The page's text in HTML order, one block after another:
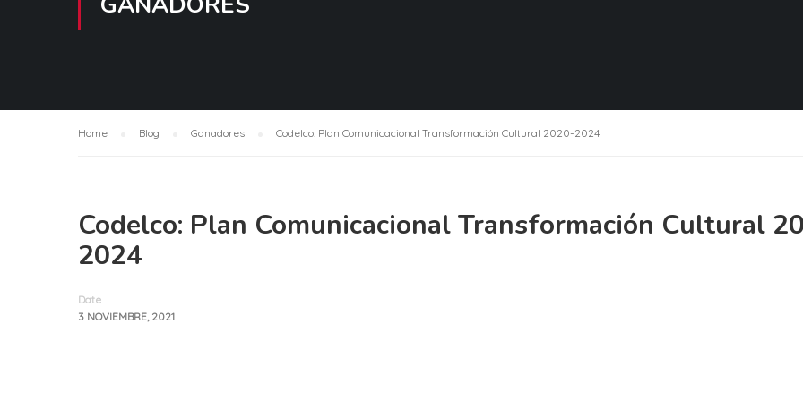
Home Blog Ganadores Codelco: Plan Comunicacional Transformación Cultural 2020-2024
Codelco: Plan Comunicacional Transformación Cultural
2024
Date
3 NOVIEMBRE, 2021